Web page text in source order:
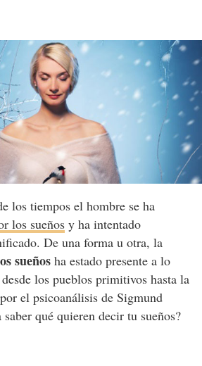
los tiempos el hombre se ha
los sueñosy ha intentado
De una forma u otra, la
sueñosha estado presente a lo
los pueblos primitivos hasta la
el psicoanálisis de Sigmund
saber qué quieren decir tu sueños?